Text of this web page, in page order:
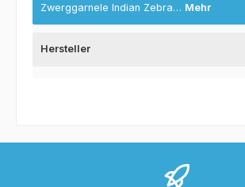
Zwerggarnele Indian Zebra… Mehr
Hersteller